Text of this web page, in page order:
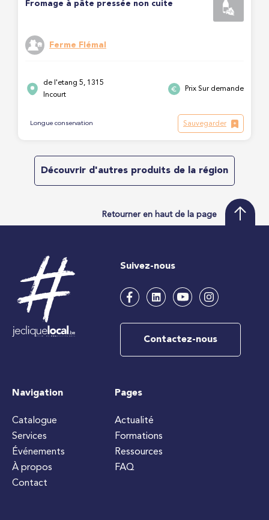
Fromage à pâte pressée non cuite
Ferme Flémal
de l'etang 5, 1315
Incourt
Prix Sur demande
Longue conservation Sauvegarder
Découvrir d'autres produits de la région
Retourner en haut de la page
Suivez-nous
Contactez-nous
Navigation
Catalogue
Services
Événements
À propos
Contact
Pages
Actualité
Formations
Ressources
FAQ